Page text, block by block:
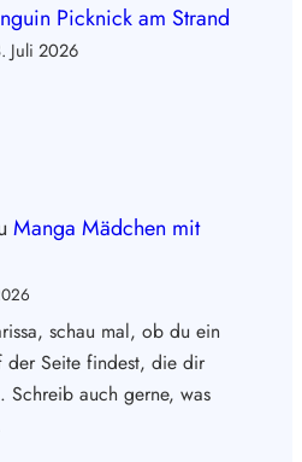
Picknick am Strand
Juli 2026
Manga Mädchen mit
schau mal, ob du ein
der Seite findest, die dir
Schreib auch gerne, was